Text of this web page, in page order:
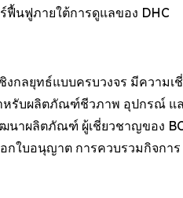
ฟื้นฟูภายใต้การดูแลของ DHC
งกลยุทธ์แบบครบวงจร มีควา
รับผลิตภัณฑ์ชีวภาพ อุปกรณ์
ผลิตภัณฑ์ ผู้เชี่ยวชาญของ
ใบอนุญาต การควบรวมกิจกา